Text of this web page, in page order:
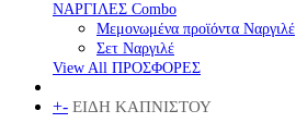
ΝΑΡΓΙΛΕΣ Combo
Μεμονωμένα προϊόντα Ναργιλέ
Σετ Ναργιλέ
View All ΠΡΟΣΦΟΡΕΣ
+- ΕΙΔΗ ΚΑΠΝΙΣΤΟΥ